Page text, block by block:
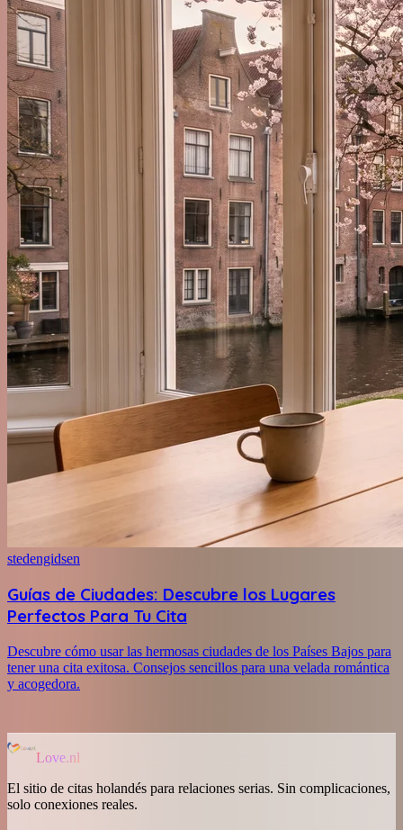
stedengidsen
Guías de Ciudades: Descubre los Lugares
Perfectos Para Tu Cita
Descubre cómo usar las hermosas ciudades de los Países Bajos para
tener una cita exitosa. Consejos sencillos para una velada romántica
y acogedora.
Love.nl
El sitio de citas holandés para relaciones serias. Sin complicaciones,
solo conexiones reales.